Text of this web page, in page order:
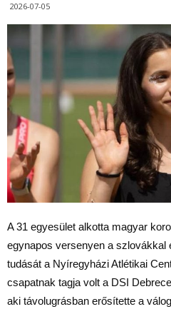
2026-07-05
A 31 egyesület alkotta magyar
egynapos versenyen a
tudását a Nyíregyházi Atlétikai
csapatnak tagja volt a DSI
aki távolugrásban erősítette a